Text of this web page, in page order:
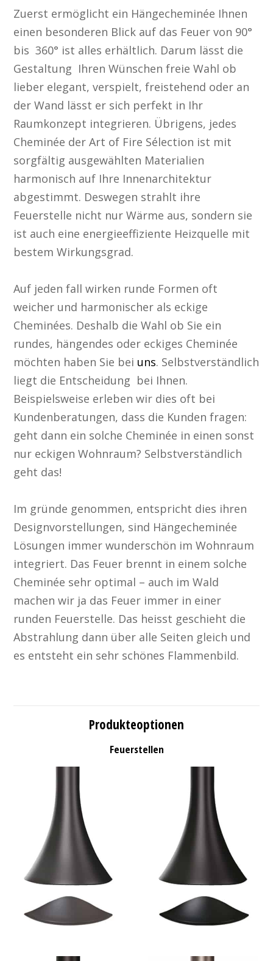
Zuerst ermöglicht ein Hängecheminée Ihnen
einen besonderen Blick auf das Feuer von 90°
bis 360° ist alles erhältlich. Darum lässt die
Gestaltung Ihren Wünschen freie Wahl ob
lieber elegant, verspielt, freistehend oder an
der Wand lässt er sich perfekt in Ihr
Raumkonzept integrieren. Übrigens, jedes
Cheminée der Art of Fire Sélection ist mit
sorgfältig ausgewählten Materialien
harmonisch auf Ihre Innenarchitektur
abgestimmt. Deswegen strahlt ihre
Feuerstelle nicht nur Wärme aus, sondern sie
ist auch eine energieeffiziente Heizquelle mit
bestem Wirkungsgrad.
Auf jeden fall wirken runde Formen oft
weicher und harmonischer als eckige
Cheminées. Deshalb die Wahl ob Sie ein
rundes, hängendes oder eckiges Cheminée
möchten haben Sie bei uns. Selbstverständlich
liegt die Entscheidung bei Ihnen.
Beispielsweise erleben wir dies oft bei
Kundenberatungen, dass die Kunden fragen:
geht dann ein solche Cheminée in einen sonst
nur eckigen Wohnraum? Selbstverständlich
geht das!
Im gründe genommen, entspricht dies ihren
Designvorstellungen, sind Hängecheminée
Lösungen immer wunderschön im Wohnraum
integriert. Das Feuer brennt in einem solche
Cheminée sehr optimal – auch im Wald
machen wir ja das Feuer immer in einer
runden Feuerstelle. Das heisst geschieht die
Abstrahlung dann über alle Seiten gleich und
es entsteht ein sehr schönes Flammenbild.
Produkteoptionen
Feuerstellen